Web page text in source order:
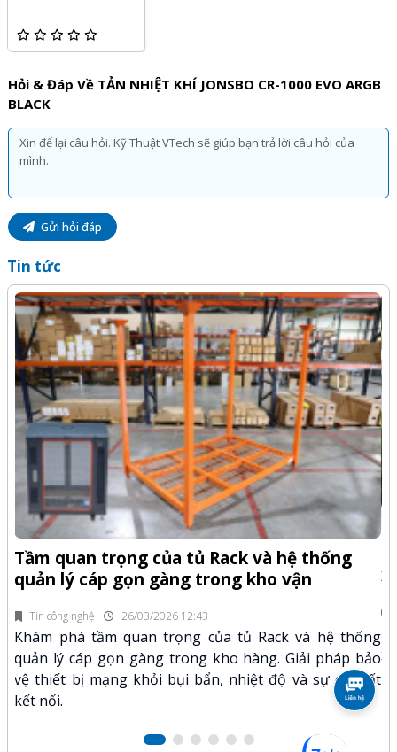
Hỏi & Đáp Về TẢN NHIỆT KHÍ JONSBO CR-1000 EVO ARGB
BLACK
Gửi hỏi đáp
Tin tức
Tin công nghệ 26/03/2026 12:43
Tầm quan trọng của tủ Rack và hệ thống
quản lý cáp gọn gàng trong kho vận
Khám phá tầm quan trọng của tủ Rack và hệ thống
quản lý cáp gọn gàng trong kho hàng. Giải pháp bảo
vệ thiết bị mạng khỏi bụi bẩn, nhiệt độ và sự cố mất
kết nối.